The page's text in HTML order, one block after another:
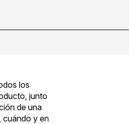
los
junto
de una
cuándo y en